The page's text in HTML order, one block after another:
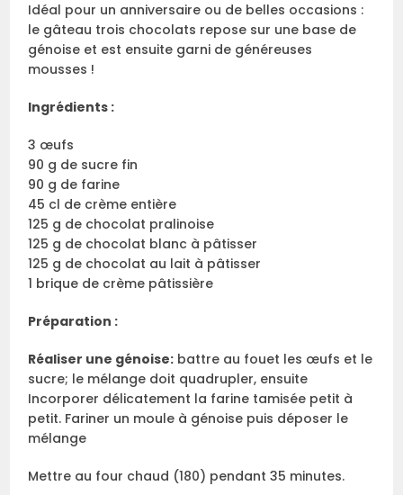
Idéal pour un anniversaire ou de belles occasions :
le gâteau trois chocolats repose sur une base de
génoise et est ensuite garni de généreuses
mousses !
Ingrédients :
3 œufs
90 g de sucre fin
90 g de farine
45 cl de crème entière
125 g de chocolat pralinoise
125 g de chocolat blanc à pâtisser
125 g de chocolat au lait à pâtisser
1 brique de crème pâtissière
Préparation :
Réaliser une génoise: battre au fouet les œufs et le
sucre; le mélange doit quadrupler, ensuite
Incorporer délicatement la farine tamisée petit à
petit. Fariner un moule à génoise puis déposer le
mélange
Mettre au four chaud (180) pendant 35 minutes.